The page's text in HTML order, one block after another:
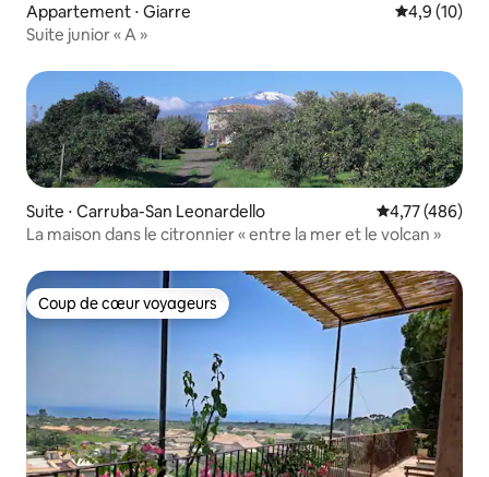
Appartement ⋅ Giarre Évaluation
4,9 (10)
Suite junior « A »
Suite ⋅ Carruba-San Leonardello Évaluation
4,77 (486)
La maison dans le citronnier « entre la mer et le volcan »
Coup de cœur voyageurs
Coup de cœur voyageurs